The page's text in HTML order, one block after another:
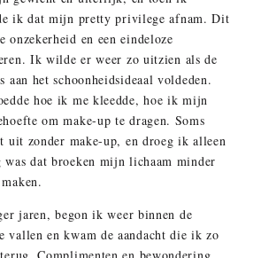
ik dat mijn pretty privilege afnam. Dit
onzekerheid en een eindeloze
Ik wilde er weer zo uitzien als de
aan het schoonheidsideaal voldeden.
hoe ik me kleedde, hoe ik mijn
om make-up te dragen. Soms
uit zonder make-up, en droeg ik alleen
dat broeken mijn lichaam minder
jaren, begon ik weer binnen de
vallen en kwam de aandacht die ik zo